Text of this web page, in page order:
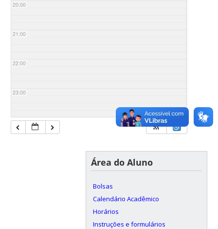
20:00
21:00
22:00
23:00
Área do Aluno
Bolsas
Calendário Acadêmico
Horários
Instruções e formulários